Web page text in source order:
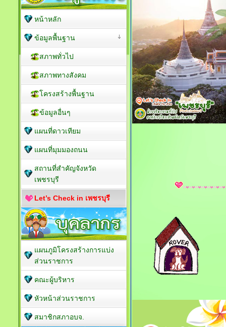
หน้าหลัก
ข้อมูลพื้นฐาน
สภาพทั่วไป
สภาพทางสังคม
โครงสร้างพื้นฐาน
ข้อมูลอื่นๆ
แผนที่ดาวเทียม
แผนที่มุมมองถนน
สถานที่สำคัญจังหวัด
เพชรบุรี
Let’s Check in เพชรบุรี
แผนภูมิโครงสร้างการแบ่ง
ส่วนราชการ
คณะผู้บริหาร
หัวหน้าส่วนราชการ
สมาชิกสภาอบจ.